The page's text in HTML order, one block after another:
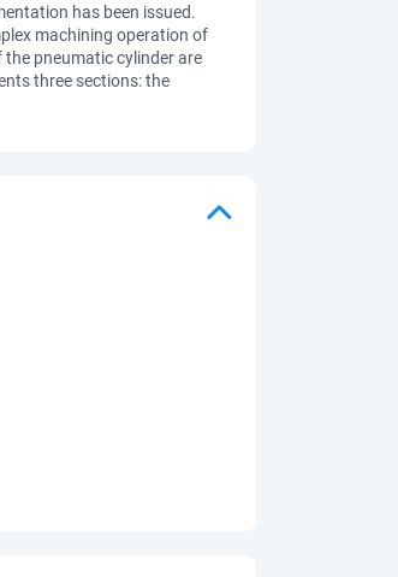
has been issued.
machining operation of
pneumatic cylinder are
three sections: the